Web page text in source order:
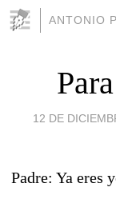
ANTONIO
12 DE
Padre: Ya eres